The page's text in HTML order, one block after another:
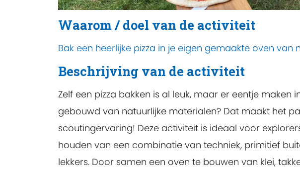
Waarom / doel van de activiteit
Bak een heerlijke pizza in je eigen gemaakte oven van
Beschrijving van de activiteit
Zelf een pizza bakken is al leuk, maar er eentje maken
gebouwd van natuurlijke materialen? Dat maakt het
scoutingervaring! Deze activiteit is ideaal voor
houden van een combinatie van techniek, primitief
lekkers. Door samen een oven te bouwen van klei,